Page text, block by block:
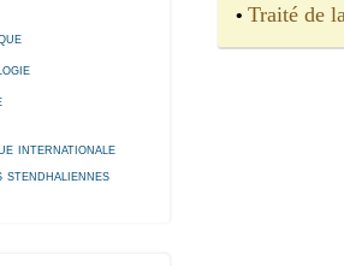
internationale
stendhaliennes
• Traité de